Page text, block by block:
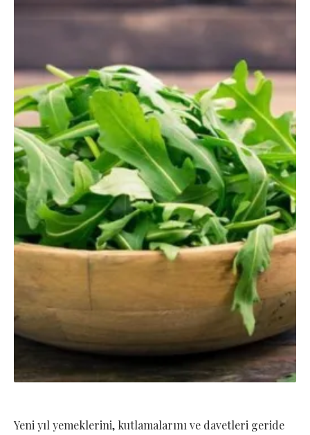
Yeni yıl yemeklerini, kutlamalarını ve davetleri geride